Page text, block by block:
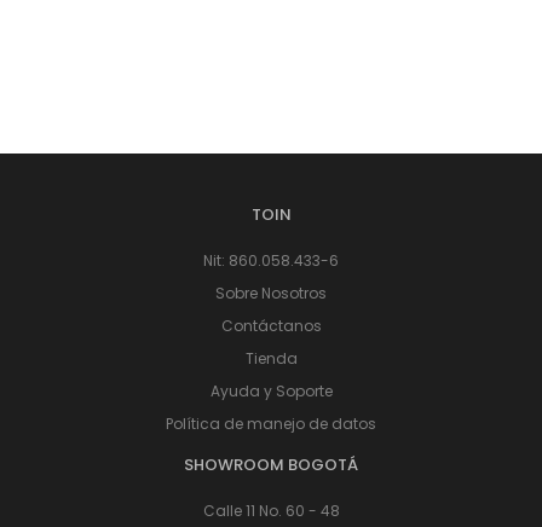
TOIN
Nit: 860.058.433-6
Sobre Nosotros
Contáctanos
Tienda
Ayuda y Soporte
Política de manejo de datos
SHOWROOM BOGOTÁ
Calle 11 No. 60 - 48